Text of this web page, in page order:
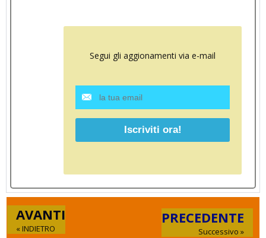
Segui gli aggionamenti via e-mail
AVANTI
« INDIETRO
PRECEDENTE
Successivo »